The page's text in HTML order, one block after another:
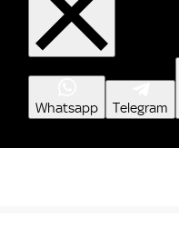
Whatsapp Telegram